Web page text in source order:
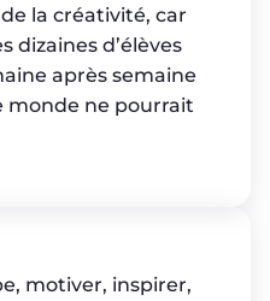
la créativité, car
dizaines d’élèves
après semaine
monde ne pourrait
motiver, inspirer,